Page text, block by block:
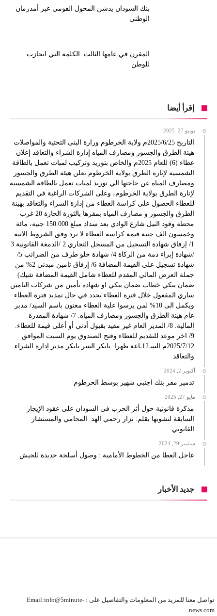
بنك السودان يدشن المحول القومي عبر أمدرمان
الوطني
المقرن في عامها الثالث..الكلمة التي انحازت
للوطن
إقرأ أيضا
يونيو 27, 2025
التاريخ 2025/6/25م ولاية الخرطوم وزارة البنى التحتية والمواصلات
هيئة الطرق والجسور ومصارف المياه إدارة الشراء والتعاقد إعلان
عطاء (6) للعام 2025م والخاص بتوريد وتركيب لمبات تعمل بالطاقة
الشمسية لإنارة الطرق بولاية الخرطوم تعلن هيئة الطرق والجسور
ومصارف المياه عن حاجتها الي توريد لمبات تعمل بالطاقة الشمسية
لإنارة الطرق بولاية الخرطوم، وعلى الشركات الراغبة في التقديم
للعطاء الحصول على كراسة العطاء من إدارة الشراء والتعاقد بهيئة
الطرق والجسور و مصارف المياه بمقرها بالثورة الحارة 20 غرب
محطة وقود النيل شارع الوادي بعد سداد مبلغ 150.000 جنية، مائة
وخمسون الف جنية قيمة كراسة العطاء لا ترد وفق الشروط الاتية:
1/ إرفاق شهادة التسجيل من المسجل التجاري 2 /الدمغة القانونية 3
/شهادة إبراء ذمة من الزكاة 4/ شهادة خلو طرف من الضرائب 5/
شهادة تسجيل على القيمة المضافة 6/ إرفاق تامين مبدئي 2% من
جملة العرض المالي المقدم للعطاء شامل القيمة المضافة شيك)
ضمان بنكي خطاب ضمان بنكي او شهادة تأمين من شركات التامين
ساري المفعول خلال فترة العطاء يجدد في حال تمديد فترة العطاء
ويكمل الى 10% لمن يرسوا علية العطاء معنون باسم السيد/ مدير
عام هيئة الطرق والجسور ومصارف المياه. 7/ شهادة المقدرة
المالية. 8/ المدير العام غير مقيد بقبول أدني أو أعلى قيمة للعطاء.
9/ اخر موعد للتقديم للعطاء وفتح الصندوق يوم السبت الموافق
2025/7/12م السـ12ـاعة ظهرا. بابكر السر بابكر مدير إدارة الشراء
والتعاقد
أكتوبر 2, 2024
تدمير مقر بنك اجنبي شهير بوسط الخرطوم
مايو 27, 2025
مذكرة قانونية حول أثر الحرب في السودان على عقود الإيجار
السابقة لنشوبها بقلم: نزار رحمي الهد المحامي والمستشار
القانوني
سبتمبر 29, 2024
عاجل العطا من الخطوط الأمامية : وصول أسلحة جديدة للجيش
جديد الأخبار
تواصل معنا للمزيد من المعلومات والتفاصيل على : Email:info@5minute-
news.com